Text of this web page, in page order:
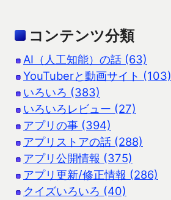
コンテンツ分類
AI（人工知能）の話 (63)
YouTuberと動画サイト (103)
いろいろ (383)
いろいろレビュー (27)
アプリの事 (394)
アプリストアの話 (288)
アプリ公開情報 (375)
アプリ更新/修正情報 (286)
クイズいろいろ (40)